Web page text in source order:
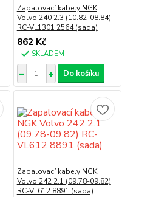
Zapalovací kabely NGK
Volvo 240 2.3 (10.82-08.84)
RC-VL1301 2564 (sada)
862 Kč
SKLADEM
Do košíku
Zapalovací kabely NGK
Volvo 242 2.1 (09.78-09.82)
RC-VL612 8891 (sada)